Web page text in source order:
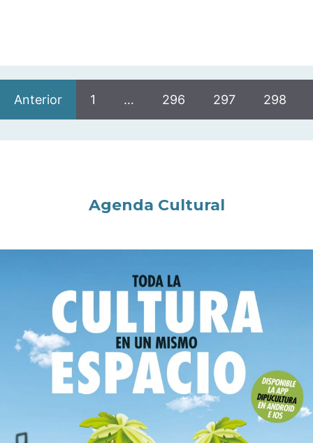
Anterior 1 … 296 297 298
Agenda Cultural